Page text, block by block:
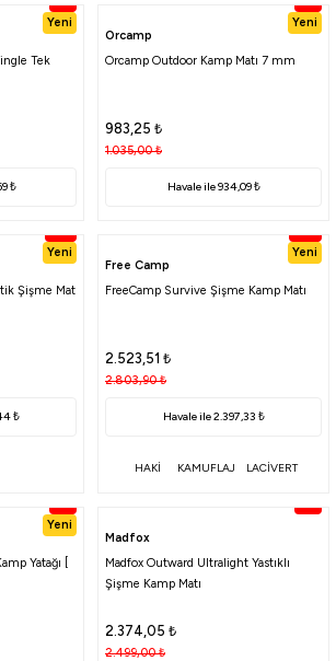
Yeni
Tek
₺
Yeni
Orcamp
Orcamp Outdoor Kamp Matı 7 mm
983,25 ₺
1.035,00₺
Havale ile 934,09 ₺
Yeni
Şişme Mat
₺
Yeni
Free Camp
FreeCamp Survive Şişme Kamp Matı
2.523,51 ₺
2.803,90₺
Havale ile 2.397,33 ₺
HAKİ KAMUFLAJ LACİVERT
Yeni
Yatağı [
Madfox
Madfox Outward Ultralight Yastıklı
Şişme Kamp Matı
2.374,05 ₺
2.499,00₺